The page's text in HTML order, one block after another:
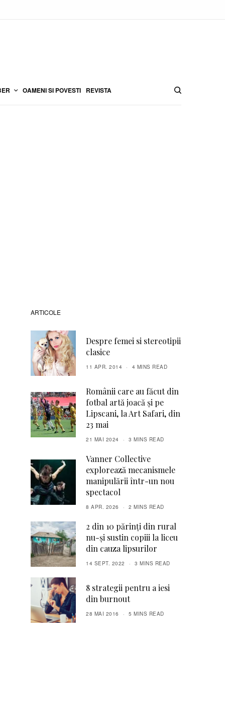
OAMENI SI POVESTI REVISTA
ARTICOLE
Despre femei si stereotipii
clasice
11 APR. 2014 4 MINS READ
Românii care au făcut din
fotbal artă joacă și pe
Lipscani, la Art Safari, din
23 mai
21 MAI 2024 3 MINS READ
Vanner Collective
explorează mecanismele
manipulării într-un nou
spectacol
8 APR. 2026 2 MINS READ
2 din 10 părinți din rural
nu-și sustin copiii la liceu
din cauza lipsurilor
14 SEPT. 2022 3 MINS READ
8 strategii pentru a iesi
din burnout
28 MAI 2016 5 MINS READ